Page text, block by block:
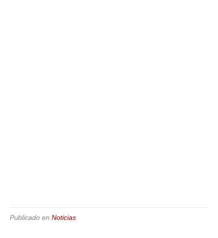
Publicado en Noticias